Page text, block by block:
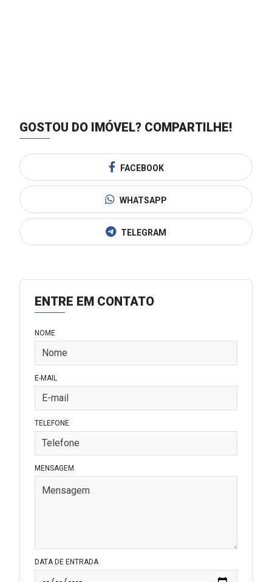
ENTRE EM CONTATO
NOME
E-MAIL
TELEFONE
MENSAGEM
DATA DE ENTRADA
GOSTOU DO IMÓVEL? COMPARTILHE!
FACEBOOK
WHATSAPP
TELEGRAM